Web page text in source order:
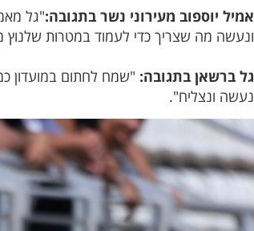
אמיל יוספוב מעירוני נשר בתגובה:"גל
ונעשה מה שצריך כדי לעמוד במטרות
גל ברשאן בתגובה: "שמח לחתום במועדון
נעשה ונצליח".